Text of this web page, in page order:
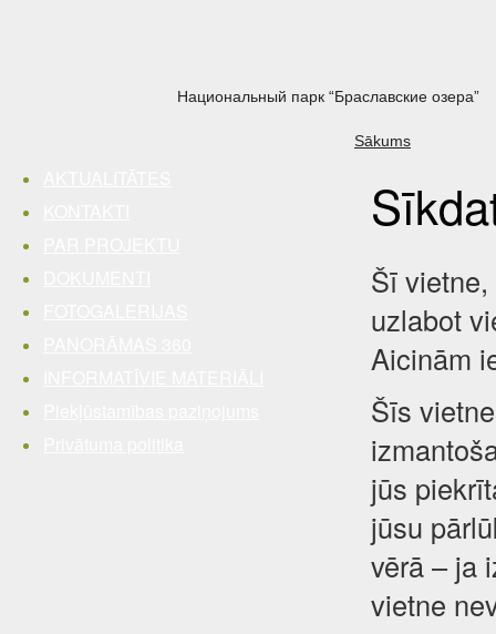
Национальный парк “Браславские озера”
Sākums
Šī
uzlabot
Aicinām
Šīs
jūs
jūsu
vērā – ja
vietne